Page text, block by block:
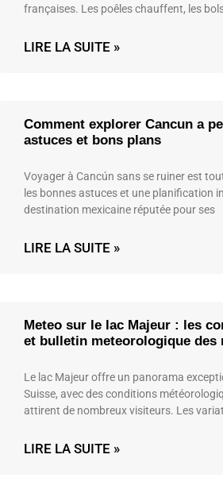
françaises. Les poêles chauffent, les
LIRE LA SUITE »
Comment explorer Cancun a
astuces et bons plans
Voyager à Cancún sans se ruiner est
les bonnes astuces et une planification
destination mexicaine réputée pour ses
LIRE LA SUITE »
Meteo sur le lac Majeur : les
et bulletin meteorologique des
Le lac Majeur offre un panorama
Suisse, avec des conditions
attirent de nombreux visiteurs. Les
LIRE LA SUITE »